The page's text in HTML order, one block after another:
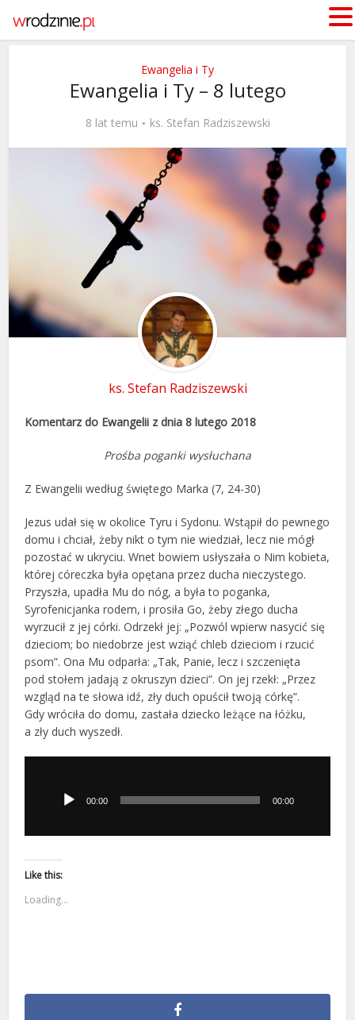
Ewangelia i Ty
Ewangelia i Ty – 8 lutego
8 lat temu ks. Stefan Radziszewski
ks. Stefan Radziszewski
Komentarz do Ewangelii z dnia 8 lutego 2018
Prośba poganki wysłuchana
Z Ewangelii według świętego Marka (7, 24-30)
Jezus udał się w okolice Tyru i Sydonu. Wstąpił do pewnego
domu i chciał, żeby nikt o tym nie wiedział, lecz nie mógł
pozostać w ukryciu. Wnet bowiem usłyszała o Nim kobieta,
której córeczka była opętana przez ducha nieczystego.
Przyszła, upadła Mu do nóg, a była to poganka,
Syrofenicjanka rodem, i prosiła Go, żeby złego ducha
wyrzucił z jej córki. Odrzekł jej: „Pozwól wpierw nasycić się
dzieciom; bo niedobrze jest wziąć chleb dzieciom i rzucić
psom”. Ona Mu odparła: „Tak, Panie, lecz i szczenięta
pod stołem jadają z okruszyn dzieci”. On jej rzekł: „Przez
wzgląd na te słowa idź, zły duch opuścił twoją córkę”.
Gdy wróciła do domu, zastała dziecko leżące na łóżku,
a zły duch wyszedł.
dźwiękowych00:00 00:00
Like this:
Loading...